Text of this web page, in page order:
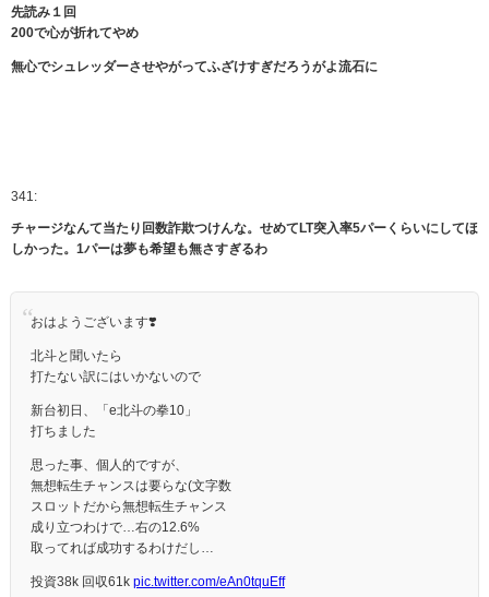
先読み１回
200で心が折れてやめ
無心でシュレッダーさせやがってふざけすぎだろうがよ流石に
341:
チャージなんて当たり回数詐欺つけんな。せめてLT突入率5パーくらいにしてほ
しかった。1パーは夢も希望も無さすぎるわ
おはようございます❣️
北斗と聞いたら
打たない訳にはいかないので
新台初日、「e北斗の拳10」
打ちました
思った事、個人的ですが、
無想転生チャンスは要らな(文字数
スロットだから無想転生チャンス
成り立つわけで…右の12.6%
取ってれば成功するわけだし…
投資38k 回収61k pic.twitter.com/eAn0tquEff